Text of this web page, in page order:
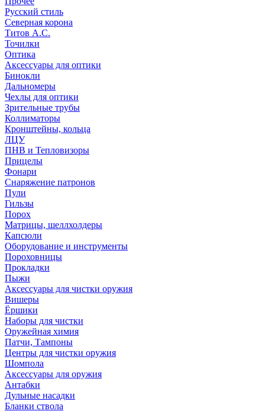
Русский стиль
Северная корона
Титов А.С.
Точилки
Оптика
Аксессуары для оптики
Бинокли
Дальномеры
Чехлы для оптики
Зрительные трубы
Коллиматоры
Кронштейны, кольца
ЛЦУ
ПНВ и Тепловизоры
Прицелы
Фонари
Снаряжение патронов
Пули
Гильзы
Порох
Матрицы, шеллхолдеры
Капсюли
Оборудование и инструменты
Пороховницы
Прокладки
Пыжи
Аксессуары для чистки оружия
Вишеры
Ёршики
Наборы для чистки
Оружейная химия
Патчи, Тампоны
Центры для чистки оружия
Шомпола
Аксессуары для оружия
Антабки
Дульные насадки
Бланки ствола